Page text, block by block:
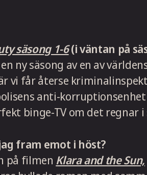
säsong 1-6(i väntan på
ny säsong av en av
vi får återse
anti-korruptionsenhet
binge-TV om det regnar
fram emot i höst?
på filmen Klara and the Sun,